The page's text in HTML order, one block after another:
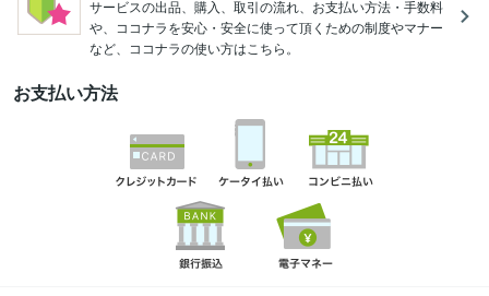
サービスの出品、購入、取引の流れ、お支払い方法・手数料
や、ココナラを安心・安全に使って頂くための制度やマナー
など、ココナラの使い方はこちら。
お支払い方法